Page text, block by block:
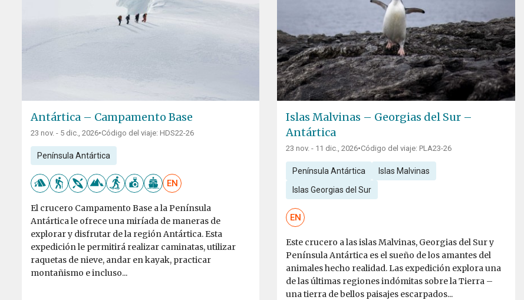
Antártica – Campamento Base
23 nov. - 5 dic., 2026•Código del viaje: HDS22-26
Península Antártica
EN
El crucero Campamento Base a la Península
Antártica le ofrece una miríada de maneras de
explorar y disfrutar de la región Antártica. Esta
expedición le permitirá realizar caminatas, utilizar
raquetas de nieve, andar en kayak, practicar
montañismo e incluso...
Islas Malvinas – Georgias del Sur –
Antártica
23 nov. - 11 dic., 2026•Código del viaje: PLA23-26
Península Antártica Islas Malvinas
Islas Georgias del Sur
EN
Este crucero a las islas Malvinas, Georgias del Sur y
Península Antártica es el sueño de los amantes del
animales hecho realidad. Las expedición explora una
de las últimas regiones indómitas sobre la Tierra –
una tierra de bellos paisajes escarpados...